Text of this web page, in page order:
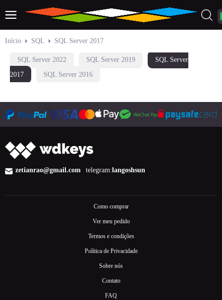
Início SQL SQL Server 2017
SQL Server 2022 SQL Server 2019
SQL Server
2017
SQL Server 2016
zetianrao@gmail.com telegram:langoshsun
Como comprar
Ver meu pedido
Termos e condições
Política de Privacidade
Sobre nós
Contato
FAQ